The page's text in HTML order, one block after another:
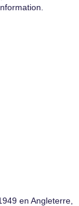
en Angleterre,